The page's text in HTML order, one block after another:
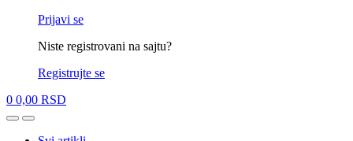
Prijavi se
Niste registrovani na sajtu?
Registrujte se
0 0,00 RSD
OpenClose